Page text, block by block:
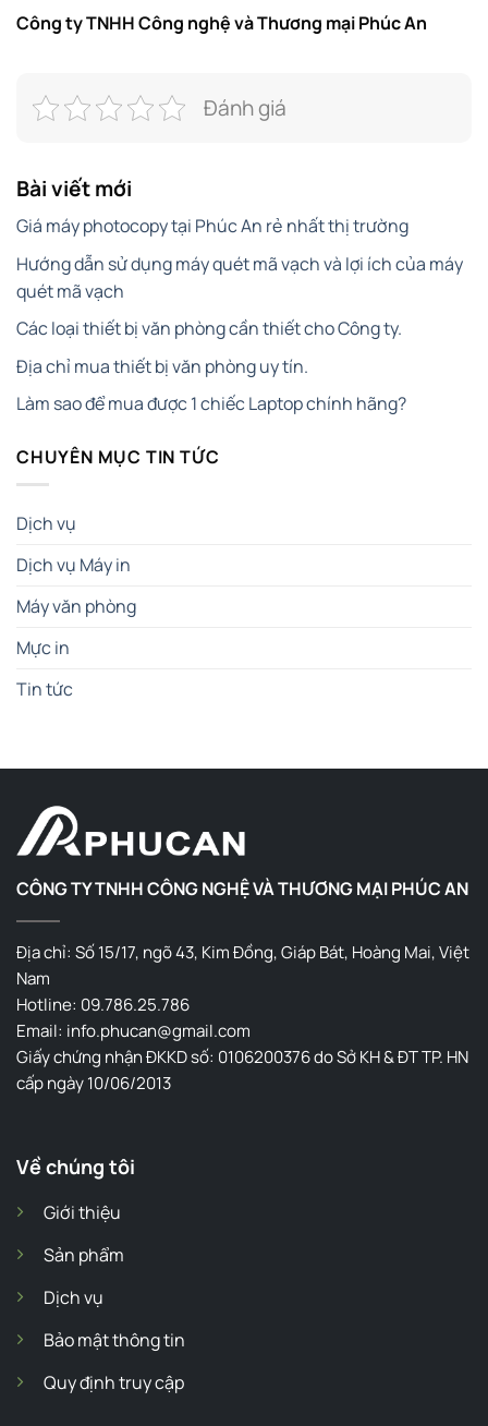
Công ty TNHH Công nghệ và Thương mại Phúc An
Đánh giá
Bài viết mới
Giá máy photocopy tại Phúc An rẻ nhất thị trường
Hướng dẫn sử dụng máy quét mã vạch và lợi ích của máy
quét mã vạch
Các loại thiết bị văn phòng cần thiết cho Công ty.
Địa chỉ mua thiết bị văn phòng uy tín.
Làm sao để mua được 1 chiếc Laptop chính hãng?
CHUYÊN MỤC TIN TỨC
Dịch vụ
Dịch vụ Máy in
Máy văn phòng
Mực in
Tin tức
CÔNG TY TNHH CÔNG NGHỆ VÀ THƯƠNG MẠI PHÚC AN
Địa chỉ: Số 15/17, ngõ 43, Kim Đồng, Giáp Bát, Hoàng Mai, Việt
Nam
Hotline: 09.786.25.786
Email: info.phucan@gmail.com
Giấy chứng nhận ĐKKD số: 0106200376 do Sở KH & ĐT TP. HN
cấp ngày 10/06/2013
Về chúng tôi
Giới thiệu
Sản phẩm
Dịch vụ
Bảo mật thông tin
Quy định truy cập